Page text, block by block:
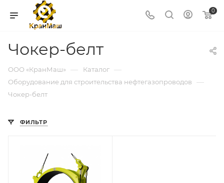
0
Чокер-белт
ООО «КранМаш» — Каталог —
Оборудование для строительства нефтегазопроводов —
Чокер-белт
ФИЛЬТР